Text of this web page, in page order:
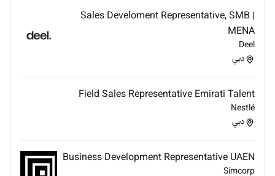
UAE Commercial Law
Federal and Emirate-level regulations
Develop implement and update corporate
and regulatory guidance.
Real Estate & RERA
compliance requirements.
Knowledge of RERA regulations is preferred.
Qualifications
Sales Develoment Representative, SMB |
MENA
Deel
دبي
Field Sales Representative Emirati Talent
Nestlé
دبي
Business Development Representative UAEN
Simcorp